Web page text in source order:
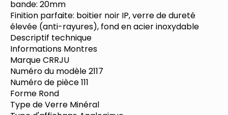
étanche
à
l'eau
avec
Bande
de
Maille
bande: 20mm
Finition parfaite: boitier noir IP, verre de dureté
élevée (anti-rayures), fond en acier inoxydable
Descriptif technique
Informations Montres
Marque CRRJU
Numéro du modèle 2117
Numéro de pièce 111
Forme Rond
Type de Verre Minéral